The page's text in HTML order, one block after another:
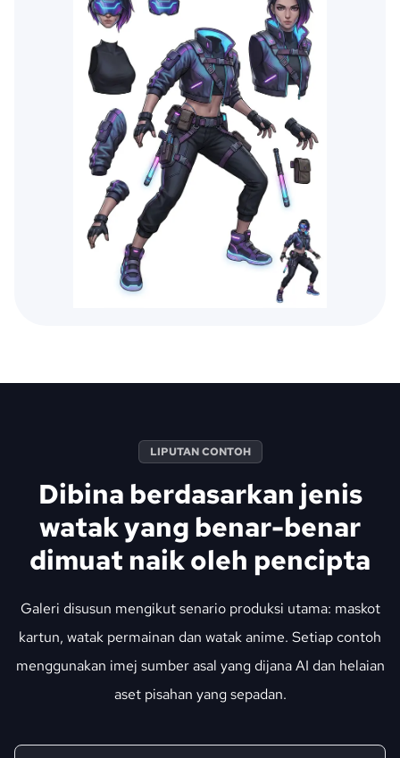
LIPUTAN CONTOH
Dibina berdasarkan jenis
watak yang benar-benar
dimuat naik oleh pencipta
Galeri disusun mengikut senario produksi utama: maskot
kartun, watak permainan dan watak anime. Setiap contoh
menggunakan imej sumber asal yang dijana AI dan helaian
aset pisahan yang sepadan.